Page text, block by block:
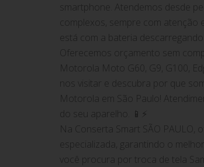
smartphone. Atendemos desde
complexos, sempre com
está com a bateria
Oferecemos orçamento sem
Motorola Moto G60, G9, G100,
nos visitar e descubra por que
Motorola em São Paulo!
do seu aparelho. 📱⚡
Na Conserta Smart SÃO PAULO,
especializada, garantindo o
você procura por troca de tela